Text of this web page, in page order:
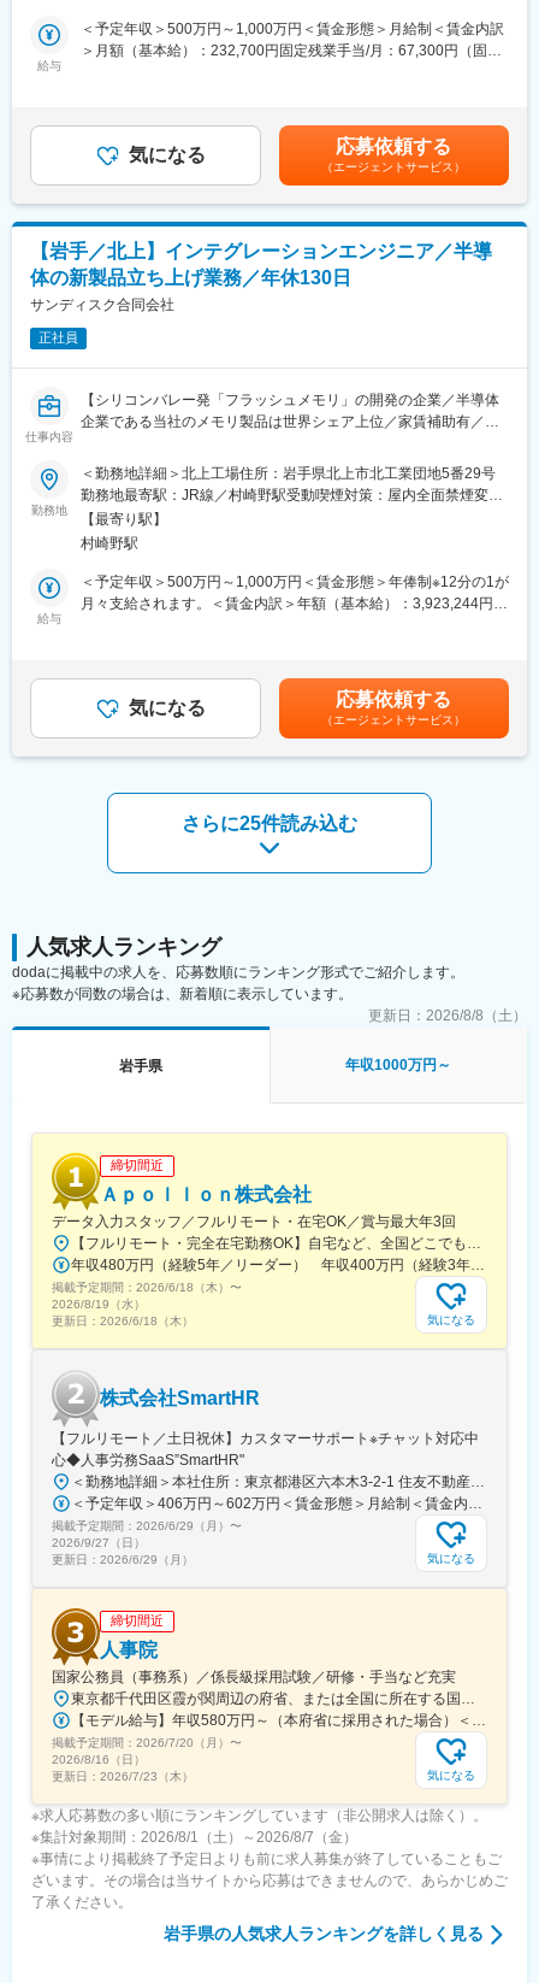
ています。ジョブ・チャレンジ制度やキャリア・トランスファー
制度を活用しながら、自らのキャリアビジョンを実現することが
損害保険ジャパン株式会社は、国内最大級の損害保険会社とし
て、約3割の市場シェアを誇ります。創業135年以上の歴史と強固
な経営基盤を持ち、「Innovation for Wellbeing」を掲げ、社会に
ています。
変更の範囲：会社の定める業務
◎本当に困っている人を助けたい・社会問題解決に貢献したい
◎スピード感がある中で自分のスキルを上げていきたい方 ※最短
空き家や事故物件など、不動産問題でお困りのお客様から物件を
買い入れ、投資家に再販する独自のビジネスモデルを展開してい
ます。
物件の仕入れから物件の価値創造、販売、引き渡しまで関わるこ
とができるため、経験を活かしてスキルアップができます。
■仕事の流れ：
（1）問い合わせ対応（電話・メール）
自社メディア等を通じて問合せがあった物件をお持ちのお客様に
（3）売買契約の締結
（4）不動産のバリューアップ
（5）販売活動
自社運営のポータルサイトに掲載し、販売します。
（6）販売契約～引き渡し
■この仕事のポイント：
・インセンティブで稼げる：固定給＋インセンティブが支給され
ます。頑張り次第では、インセンだけで700万越えも可能です。
・キャリアアップ機会：事業拡大に伴い、支店展開を進めていま
す。支店長、ブロック長などマネジメントにチャレンジできる機
・1年目：1017万（固定給342万・歩合565万・賞与110万）
・2年目：930万（固定給420万・歩合370万・賞与140万）
入社後は東京本社で2週間の研修があり、その後は支店ごとのOJT
ます。
仕入れからスタートし、徐々に担当領域を広げていただきます。
約1ヶ月～3ヶ月程度でひとり立ちするイメージです。
変更の範囲：会社の定める業務
給与
＜予定年収＞500万円～1,000万円＜賃金形態＞月給制＜賃金内訳
＞月額（基本給）：232,700円固定残業手当/月：67,300円（固定
月、8月）※40時間を超える時間外労働分の割増賃金は追加で支
給。※年収はあくまで想定です、経験・年齢・能力などを考慮の
上、決定します。宅地建物取引士の資格保有者は別途資格手当と
して月10,000円を支給賃金はあくまでも目安の金額であり、選考
を通じて上下する可能性があります。月給(月額)は固定手当を含め
た表記です。
気になる 応募依頼する
（エージェントサービス）
【岩手／北上】インテグレーションエンジニア／半導
体の新製品立ち上げ業務／年休130日
サンディスク合同会社
正社員
仕事内容
【シリコンバレー発「フラッシュメモリ」の開発の企業／半導体
企業である当社のメモリ製品は世界シェア上位／家賃補助有／自
■仕事概要
インテグレーションエンジニアは、メモリデバイスを構成するプ
ロセスモジュールの内、特定のモジュールの担当となり、そのモ
ジュールを製造するためのプロセス構築、製造パラメータ調整等
を担当します。
■具体的には
発・改善を担当頂きます。
下記のような業務が担当範囲となります。
・デバイス構造評価形状
・電気特性評価
・工程変更評価
・歩留り改善活動
・コスト低減活動
プロダクトエンジニアが【製品担当】であるのに対し、インテグ
レーションエンジニアは、製品を構成する【プロセスモジュール
担当】となります。そのため、新しいデバイス構造やその形成方
法を考案することができることが魅力の一つです。
・本社がシリコンバレーにあるため、世界の半導体に関する最先
ことが可能です。
・比較的業務の幅、裁量が広く、技術の提案等を行うことができ
ます。狭い範囲の決められた仕事をこなすのではないため、技術
者としてのレベルアップを図りやすい環境が整っています。
変更の範囲：会社の定める業務
勤務地
＜勤務地詳細＞北上工場住所：岩手県北上市北工業団地5番29号
勤務地最寄駅：JR線／村崎野駅受動喫煙対策：屋内全面禁煙変更
の範囲：会社の定める事業所
【最寄り駅】
村崎野駅
給与
＜予定年収＞500万円～1,000万円＜賃金形態＞年俸制※12分の1が
月々支給されます。＜賃金内訳＞年額（基本給）：3,923,244円～
力を考慮した上で決定※その他固定手当は月30h分の固定残業手当
として支給賃金はあくまでも目安の金額であり、選考を通じて上
下する可能性があります。月給(月額)は固定手当を含めた表記で
す。
気になる 応募依頼する
（エージェントサービス）
さらに25件読み込む
人気求人ランキング
dodaに掲載中の求人を、応募数順にランキング形式でご紹介します。
※応募数が同数の場合は、新着順に表示しています。
更新日： 2026/8/8（土）
岩手県 年収1000万円～
締切間近
Ａｐｏｌｌｏｎ株式会社
データ入力スタッフ／フルリモート・在宅OK／賞与最大年3回
掲載予定期間： 2026/6/18（木） 〜
2026/8/19（水）
更新日： 2026/6/18（木） 気になる
株式会社SmartHR
【フルリモート／土日祝休】カスタマーサポート※チャット対応中
心◆人事労務SaaS”SmartHR"
掲載予定期間： 2026/6/29（月） 〜
2026/9/27（日）
更新日： 2026/6/29（月） 気になる
締切間近
人事院
国家公務員（事務系）／係長級採用試験／研修・手当など充実
掲載予定期間： 2026/7/20（月） 〜
2026/8/16（日）
更新日： 2026/7/23（木） 気になる
※求人応募数の多い順にランキングしています（非公開求人は除く）。
※集計対象期間：2026/8/1（土）～2026/8/7（金）
※事情により掲載終了予定日よりも前に求人募集が終了していることもご
ざいます。その場合は当サイトから応募はできませんので、あらかじめご
了承ください。
岩手県の人気求人ランキングを詳しく見る